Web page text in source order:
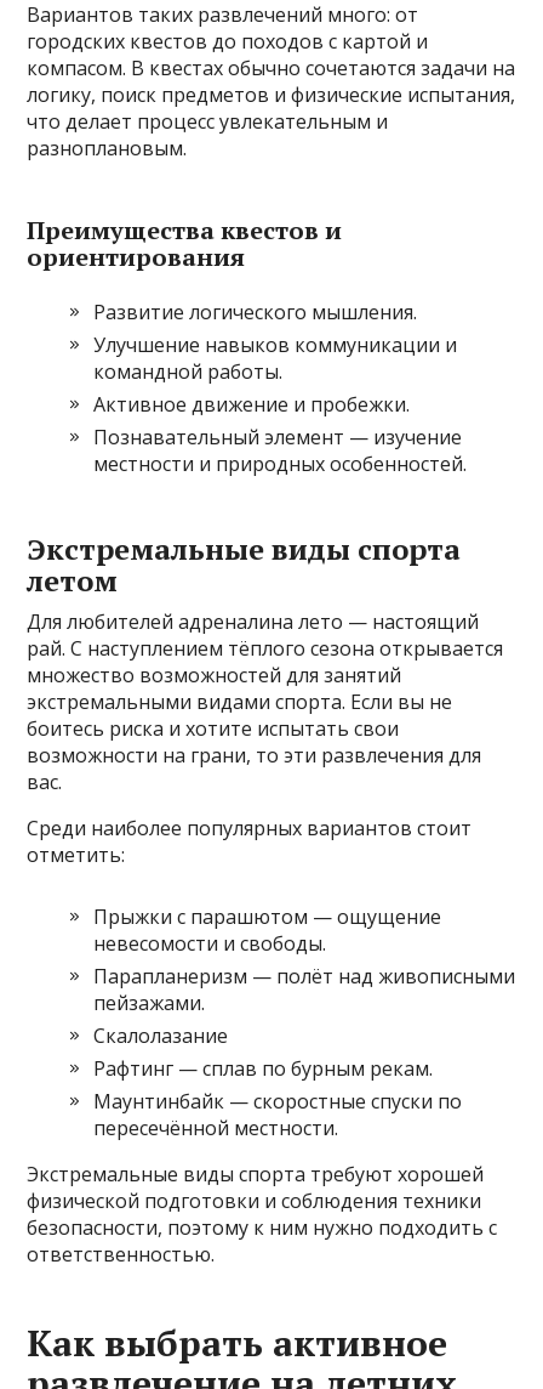
Вариантов таких развлечений много: от
городских квестов до походов с картой и
компасом. В квестах обычно сочетаются задачи на
логику, поиск предметов и физические испытания,
что делает процесс увлекательным и
разноплановым.
Преимущества квестов и
ориентирования
Развитие логического мышления.
Улучшение навыков коммуникации и
командной работы.
Активное движение и пробежки.
Познавательный элемент — изучение
местности и природных особенностей.
Экстремальные виды спорта
летом
Для любителей адреналина лето — настоящий
рай. С наступлением тёплого сезона открывается
множество возможностей для занятий
экстремальными видами спорта. Если вы не
боитесь риска и хотите испытать свои
возможности на грани, то эти развлечения для
вас.
Среди наиболее популярных вариантов стоит
отметить:
Прыжки с парашютом — ощущение
невесомости и свободы.
Парапланеризм — полёт над живописными
пейзажами.
Скалолазание
Рафтинг — сплав по бурным рекам.
Маунтинбайк — скоростные спуски по
пересечённой местности.
Экстремальные виды спорта требуют хорошей
физической подготовки и соблюдения техники
безопасности, поэтому к ним нужно подходить с
ответственностью.
Как выбрать активное